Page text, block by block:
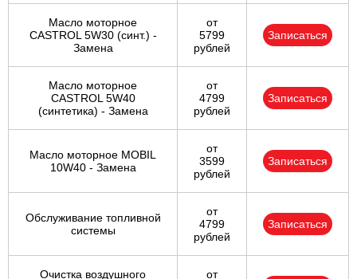
Масло моторное
CASTROL 5W30 (синт.) -
Замена
от
5799
рублей
Записаться
Масло моторное
CASTROL 5W40
(синтетика) - Замена
от
4799
рублей
Записаться
Масло моторное MOBIL
10W40 - Замена
от
3599
рублей
Записаться
Обслуживание топливной
системы
от
4799
рублей
Записаться
Очистка воздушного от